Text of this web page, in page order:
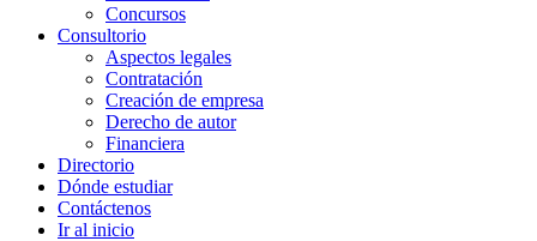
Concursos
Consultorio
Aspectos legales
Contratación
Creación de empresa
Derecho de autor
Financiera
Directorio
Dónde estudiar
Contáctenos
Ir al inicio